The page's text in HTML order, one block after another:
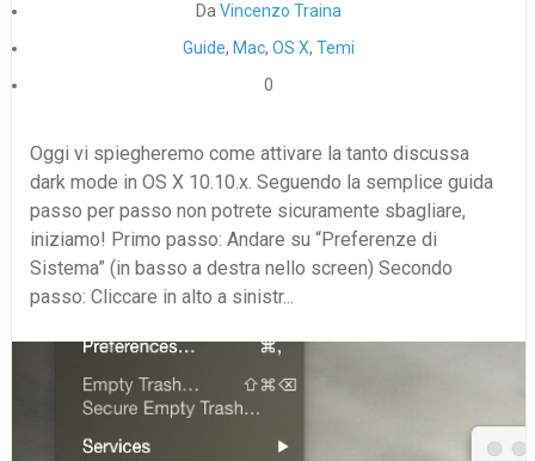
Da Vincenzo Traina
Guide, Mac, OS X, Temi
0
Oggi vi spiegheremo come attivare la tanto discussa
dark mode in OS X 10.10.x. Seguendo la semplice guida
passo per passo non potrete sicuramente sbagliare,
iniziamo! Primo passo: Andare su “Preferenze di
Sistema” (in basso a destra nello screen) Secondo
passo: Cliccare in alto a sinistr...